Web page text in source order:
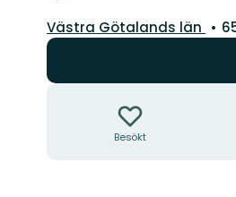
Län:
Västra Götalands län
Besökt